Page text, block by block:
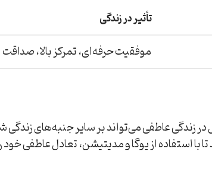
تأثیر در زندگی
موفقیت حرفه‌ای، تمرکز بالا، صداقت
هشدار می‌دهد که عدم تعادل در زندگی عاطفی می‌تواند بر
استفاده از یوگا و مدیتیشن، تعادل عاطفی